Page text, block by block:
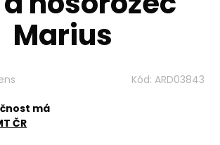
Marius
Kód: ARD03843
má
ČR